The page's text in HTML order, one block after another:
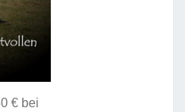
€ bei